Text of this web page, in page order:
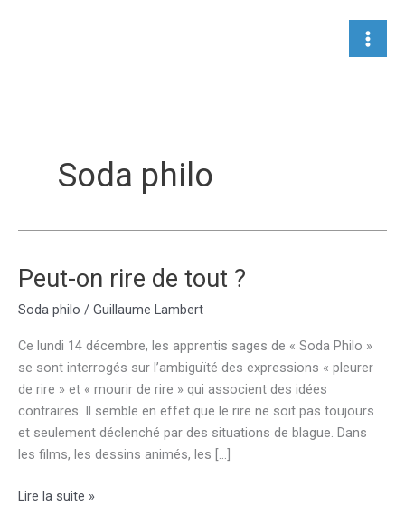
Soda philo
Peut-on rire de tout ?
Soda philo / Guillaume Lambert
Ce lundi 14 décembre, les apprentis sages de « Soda Philo »
se sont interrogés sur l’ambiguïté des expressions « pleurer
de rire » et « mourir de rire » qui associent des idées
contraires. Il semble en effet que le rire ne soit pas toujours
et seulement déclenché par des situations de blague. Dans
les films, les dessins animés, les […]
Peut-
Lire la suite »